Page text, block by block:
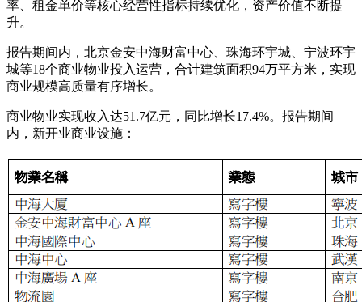
率、租金单价等核心经营性指标持续优化，资产价值不断提
升。
报告期间内，北京金安中海财富中心、珠海环宇城、宁波环宇
城等18个商业物业投入运营，合计建筑面积94万平方米，实现
商业规模高质量有序增长。
商业物业实现收入达51.7亿元，同比增长17.4%。报告期间
内，新开业商业设施：